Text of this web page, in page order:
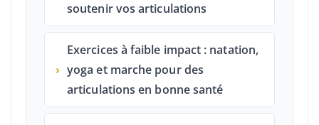
soutenir vos articulations
›
Exercices à faible impact : natation,
yoga et marche pour des
articulations en bonne santé